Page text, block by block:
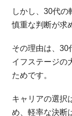
しかし、30代の
慎重な判断が求
その理由は、30
イフステージの
ためです。
キャリアの選択
め、軽率な決断